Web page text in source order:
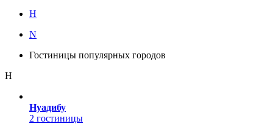
Н
N
Гостиницы популярных городов
Н
Нуадибу
2 гостиницы